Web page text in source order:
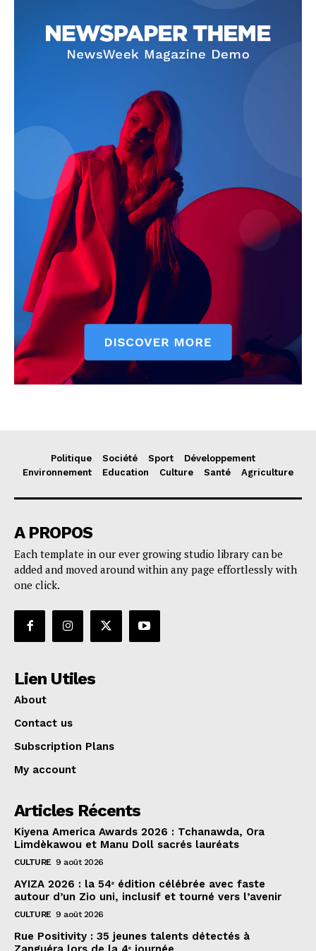
Politique Société Sport
Développement
Environnement
Education Culture Santé Agriculture
A PROPOS
Each template in our ever growing studio library can be
added and moved around within any page effortlessly with
one click.
Lien Utiles
About
Contact us
Subscription Plans
My account
Articles Récents
Kiyena America Awards 2026 : Tchanawda, Ora
Limdèkawou et Manu Doll sacrés lauréats
CULTURE 9 août 2026
AYIZA 2026 : la 54ᵉ édition célébrée avec faste
autour d’un Zio uni, inclusif et tourné vers l’avenir
CULTURE 9 août 2026
Rue Positivity : 35 jeunes talents détectés à